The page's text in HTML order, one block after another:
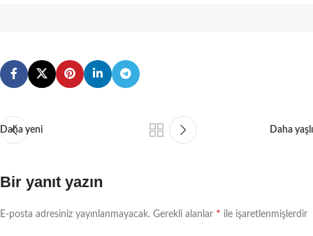
Daha yeni Daha yaşlı
Bir yanıt yazın
E-posta adresiniz yayınlanmayacak. Gerekli alanlar * ile işaretlenmişlerdir